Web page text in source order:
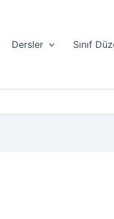
Dersler
Sınıf